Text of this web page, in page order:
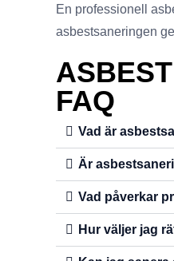
En professionell
asbestsaneringen
FAQ
Vad är
Är
Vad påverkar
Hur väljer jag